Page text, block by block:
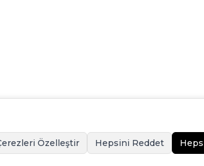
Özelleştir Hepsini Reddet